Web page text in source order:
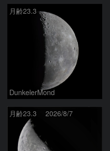
月齢23.3
DunkelerMond
月齢23.3 2026/8/7